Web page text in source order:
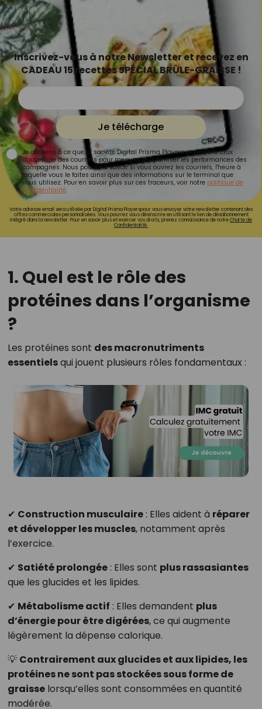
Inscrivez-vous à notre Newsletter et recevez en
CADEAU 15 recettes SPÉCIAL BRÛLE-GRAISSE !
Je télécharge
Je consens à ce que la société Digital Prisma Players analyse le taux
d'ouverture des courriels pour mesurer et optimiser les performances des
campagnes. Nous pourrons savoir si vous ouvrez les courriels, l'heure à
laquelle vous le faites ainsi que des informations sur le terminal que
vous utilisez. Pour en savoir plus sur ces traceurs, voir notre politique de
confidentialité.
Votre adresse email sera utilisée par Digital Prisma Playerspour vous envoyer votre newsletter contenant des
offres commerciales personnalisées. Vous pourrez vous désinscrire en utilisant le lien de désabonnement
intégré dans la newsletter. Pour en savoir plus et exercer vos droits, prenez connaissance de notreCharte de
Confidentialité.
1. Quel est le rôle des
protéines dans l’organisme
?
Les protéines sont des macronutriments
essentielsqui jouent plusieurs rôles fondamentaux :
✔ Construction musculaire: Elles aident à réparer
et développer les muscles, notamment après
l’exercice.
✔ Satiété prolongée: Elles sont plus rassasiantes
que les glucides et les lipides.
✔ Métabolisme actif : Elles demandent plus
d’énergie pour être digérées, ce qui augmente
légèrement la dépense calorique.
💡 Contrairement aux glucides et aux lipides, les
protéines ne sont pas stockées sous forme de
graisselorsqu’elles sont consommées en quantité
modérée.